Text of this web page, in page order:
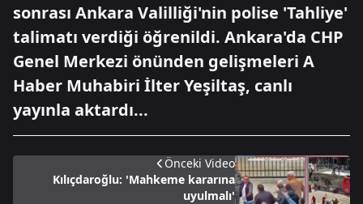
sonrası Ankara Valilliği'nin polise 'Tahliye'
talimatı verdiği öğrenildi. Ankara'da CHP
Genel Merkezi önünden gelişmeleri A
Haber Muhabiri İlter Yeşiltaş, canlı
yayınla aktardı...
Önceki Video
Kılıçdaroğlu: 'Mahkeme kararına
uyulmalı'